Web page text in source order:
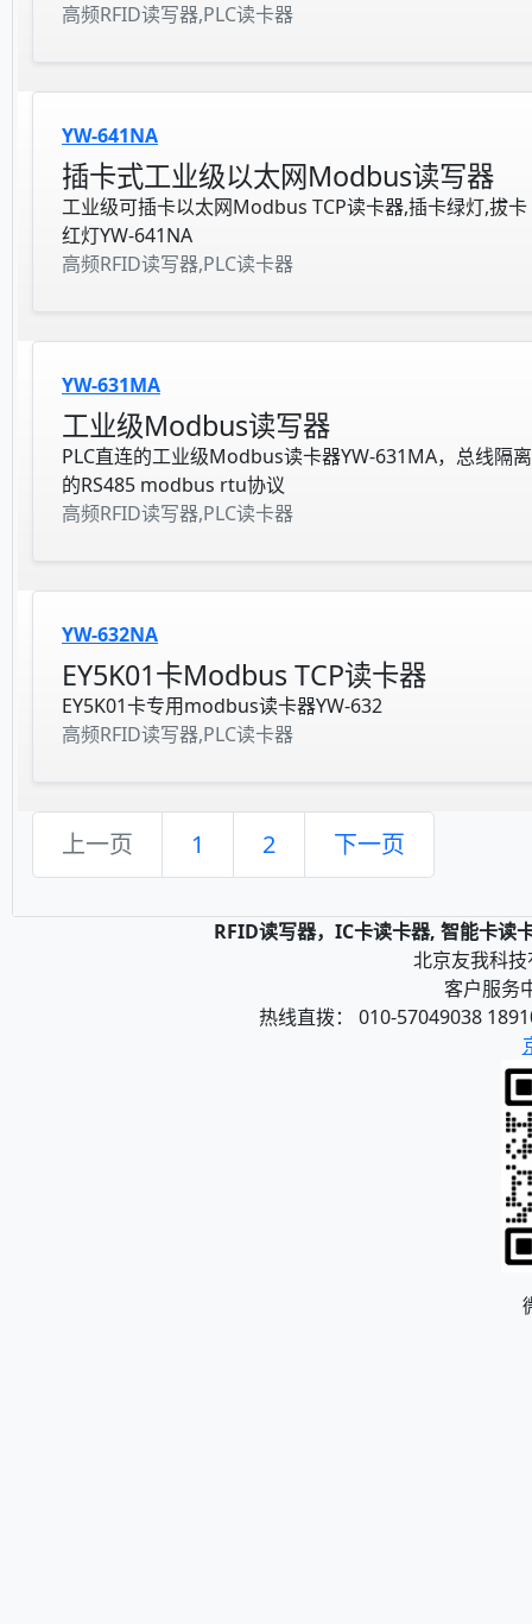
高频RFID读写器,PLC读卡器
YW-641NA
插卡式工业级以太网Modbus读写器
工业级可插卡以太网Modbus TCP读卡器,插卡绿灯,拔卡
红灯YW-641NA
高频RFID读写器,PLC读卡器
YW-631MA
工业级Modbus读写器
PLC直连的工业级Modbus读卡器YW-631MA，总线隔离
的RS485 modbus rtu协议
高频RFID读写器,PLC读卡器
YW-632NA
EY5K01卡Modbus TCP读卡器
EY5K01卡专用modbus读卡器YW-632
高频RFID读写器,PLC读卡器
上一页 1 2 下一页
RFID读写器，IC卡读卡器, 智能卡读
北京友我科
客户服务
热线直拨： 010-57049038